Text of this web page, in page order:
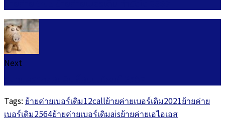
Next
Tags: ย้ายค่ายเบอร์เดิม12callย้ายค่ายเบอร์เดิม2021ย้ายค่าย
เบอร์เดิม2564ย้ายค่ายเบอร์เดิมaisย้ายค่ายเอไอเอส